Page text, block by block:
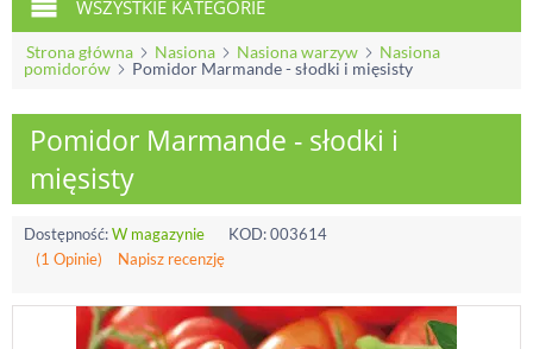
WSZYSTKIE KATEGORIE
Strona główna Nasiona Nasiona warzyw
Nasiona
pomidorów
Pomidor Marmande - słodki i mięsisty
Pomidor Marmande - słodki i
mięsisty
Dostępność:W magazynie KOD:003614
(1 Opinie)
Napisz recenzję